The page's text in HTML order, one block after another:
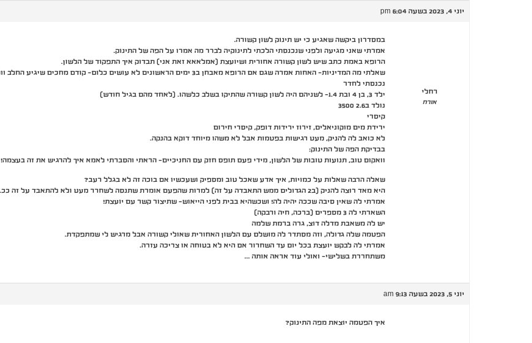
יוני 4, 2023 בשעה 6:04 pm
רחלי
אורח
במסדרון ביקשה שאגיע כי יש תינוק לשון קשורה.
אמרתי שאני מגיעה ולפני שנכנסתי הלכתי לתינוקיה לברר מה אמרו על הפה של התינוק.
הרופא באמת כתב שיש לשון קשורה אחורית ושיועצת (אמלאאא זאת אני) תבדוק איך התפקוד של הלשון.
שאלתי מה המדיניות- האחות אמרה שגם אם הרופא מאבחן ב3 ימים הראשונים לא עושים כלום- קודם מחכים שיגיע החלב וולראות אם יסתדר ההנקה.
נכנסתי לחדר
ילד 3, בן 4 ובת 1.4- לשניהם היה לשון קשורה שהתיקו בשלב כלשהו. (לאחד מהם בגיל חודש)
נולד ב2.6 3500
קיסרי
ירידת מים מוקוניאלים, זירוז ירידות דופק, קיסרי חירום
לא כואב לה להניק, מעט רגישות בפטמות אבל לא משהו מיוחד דוקא בהנקה.
בבדיקת הפה של התינוק:
וואקום טוב, תנועות טובות של הלשון, מידי פעם תופס חזק עם החניכיים- הראתי והסברתי לאמא איך להרגיש את זה בעצמה!
שאלה הרבה שאלות על כמויות, איך אדע שאכל טוב ומספיק ושעכשיו אם בוכה זה לא בגלל רעב?
היא מאד רוצה להניק (ב2 הגדולים ממש התאבדה על זה) למרות שהפעם אומרת שתנסה לשחרר מעט ולא להתאבד על זה ככ..
אמרתי לה שאין סיבה שככה יהיה לה! ושכשהיא בבית לפני הייאוש- שתיצור קשר עם יועצת!
השארתי לה 3 מספרים (ברכה, חיה ורבקה)
יש לה משאבת מדלה דוצ, גרה ברמת שלמה
הפטמה שלה גדולה, וזה מסתדר לה מושלם עם הלשון האחורית שאולי קשורה אבל מרגיש לי שמתפקדת.
אמרתי לה לבקש יועצת בכל יום עד השחרור אם היא לא בטוחה או צריכה עזרה.
משתחררת בשלישי- ואולי עוד אראה אותה …
יוני 5, 2023 בשעה 9:13 am
איך הפטמה יוצאת מפה התינוק?